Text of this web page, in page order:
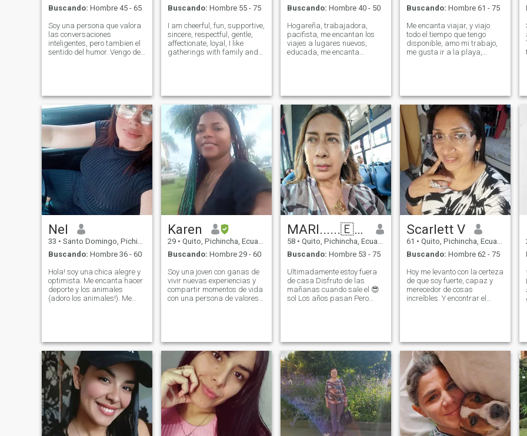
Buscando: Hombre 45 - 65
Soy una persona que valora
las conversaciones
inteligentes, pero tambien el
sentido del humor. Vengo de
cómoda en entornos
internacionales y creo que
las mejores conexiones nacen
cuando hay química,
respeto… y algo de misterio.
En mi tiempo libre disfruto
aprender, mantenerme
activa y también dejar
espacio para lo espontáneo.
Amo la naturaleza, viajar
pero tambien quedarme en
casa y compartir con mi
pareja.
Buscando: Hombre 55 - 75
I am cheerful, fun, supportive,
sincere, respectful, gentle,
affectionate, loyal, I like
gatherings with family and
plays, movies, walks,
excursions, etc. I want a
partner to live with, share
with, be with each other.
Buscando: Hombre 40 - 50
Hogareña, trabajadora,
pacifista, me encantan los
viajes a lugares nuevos,
educada, me encanta
terminase el dulce hechizo,
que todo sea por el camino
de la paz, me gustan los
cambios: aventuras, uso
yoga para hacer relax en el
stress, me gusta hacer
dulces de repostería en
realidad es un arte y platillos
exquisitos, me encanta la
cocina...entre otras... Gracias
por tu visita....
Buscando: Hombre 61 - 75
Me encanta viajar, y viajo
todo el tiempo que tengo
disponible, amo mi trabajo,
me gusta ir a la playa,
simples que la vida me
regala. Me gustaría conocer
un hombre mayor a mi,
porque creo que tendremos
más cosas en común que
podamos compartir.
Nel
33 • Santo Domingo, Pichincha, Ecuador
Buscando: Hombre 36 - 60
Hola! soy una chica alegre y
optimista. Me encanta hacer
deporte y los animales
(adoro los animales!). Me
vida. Si te apetece
conocerme, estaré
encantada de conocerte a ti
Karen
29 • Quito, Pichincha, Ecuador
Buscando: Hombre 29 - 60
Soy una joven con ganas de
vivir nuevas experiencias y
compartir momentos de vida
con una persona de valores,
personas A mi alrededor, me
gusta la naturaleza pasar
tiempo en el aire libre, hacer
ejercicio para estar bien, me
gusta bailar, no se pero creo
que mi espíritu es libre.
MARI......🇪🇨🌹
58 • Quito, Pichincha, Ecuador
Buscando: Hombre 53 - 75
Ultimadamente estoy fuera
de casa Disfruto de las
mañanas cuando sale el 😎
sol Los años pasan Pero
todo es posible ser feliz Soy
muy imperativa Y veces
quiero hacer todo una sola
vez necesito estar
entretenida hace productiva
ser feliz la buena música
🎶🎵🎼la buena me
desenvuelvo sola Pero, igual
necesito algo más ayuda
igual nos necesitamos
mutuamente
Scarlett V
61 • Quito, Pichincha, Ecuador
Buscando: Hombre 62 - 75
Hoy me levanto con la certeza
de que soy fuerte, capaz y
merecedor de cosas
increíbles. Y encontrar el
perfecta, amándome
incondicionalmente en cada